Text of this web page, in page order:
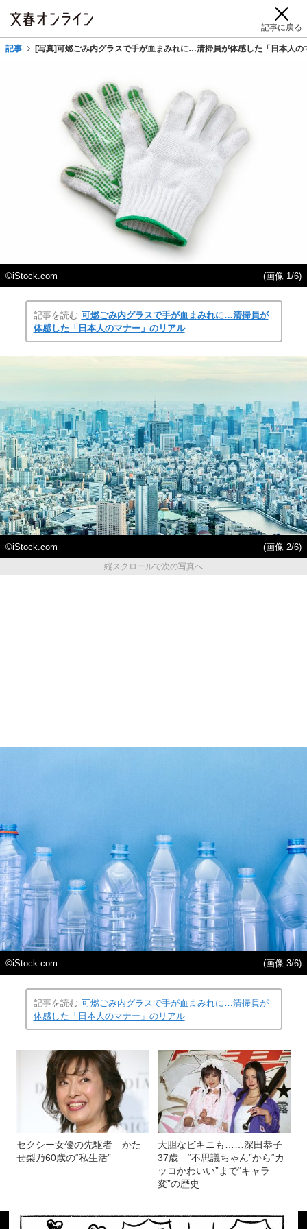
記事に戻る
記事 [写真]可燃ごみ内グラスで手が血まみれに…清掃員が体感した「日本人の
©iStock.com (画像 1/6)
記事を読む 可燃ごみ内グラスで手が血まみれに…清掃員が
体感した「日本人のマナー」のリアル
©iStock.com
(画像 2/6)
縦スクロールで次の写真へ
©iStock.com (画像 3/6)
記事を読む 可燃ごみ内グラスで手が血まみれに…清掃員が
体感した「日本人のマナー」のリアル
セクシー女優の先駆者 かた
せ梨乃60歳の“私生活”
大胆なビキニも……深田恭子
37歳 “不思議ちゃん”から“カ
ッコかわいい”まで“キャラ
変”の歴史